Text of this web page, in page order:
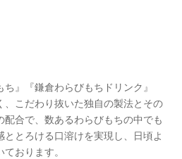
』『鎌倉わらびもちドリンク』
、こだわり抜いた独自の製法とその
合で、数あるわらびもちの中でも
とろける口溶けを実現し、日頃よ
おります。